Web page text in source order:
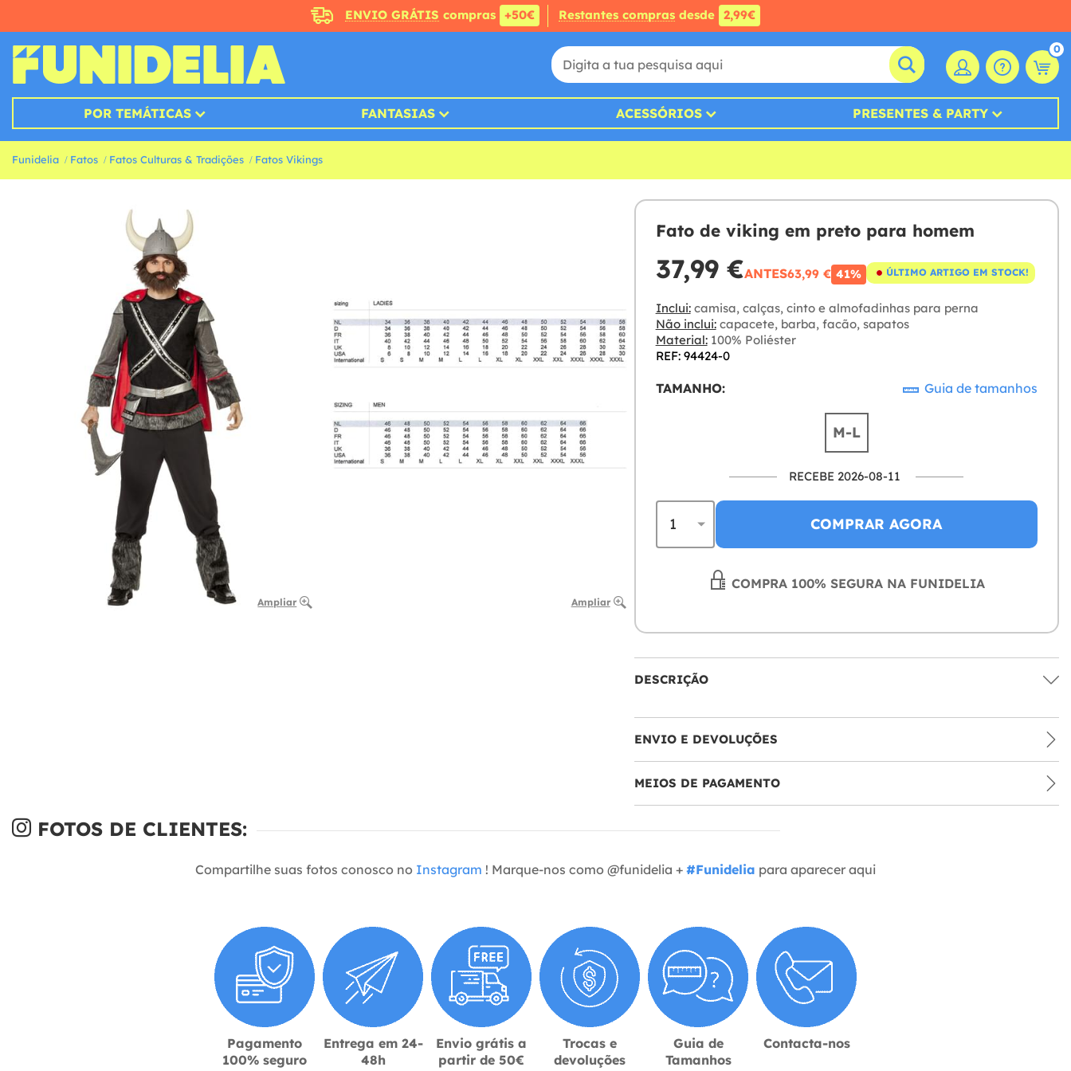
ENVIO GRÁTIS compras +50€ Restantes compras desde 2,99€
0
POR TEMÁTICAS FANTASIAS ACESSÓRIOS PRESENTES & PARTY
Funidelia Fatos Fatos Culturas & Tradições Fatos Vikings
Ampliar Ampliar
Fato de viking em preto para homem
37,99 €ANTES63,99 € 41% ÚLTIMO ARTIGO EM STOCK!
Inclui:camisa, calças, cinto e almofadinhas para perna
Não inclui:capacete, barba, facão, sapatos
Material:100% Poliéster
REF: 94424-0
TAMANHO: Guia de tamanhos
M-L
RECEBE 2026-08-11
COMPRAR AGORA
COMPRA 100% SEGURA NA FUNIDELIA
DESCRIÇÃO
ENVIO E DEVOLUÇÕES
MEIOS DE PAGAMENTO
FOTOS DE CLIENTES:
Compartilhe suas fotos conosco no Instagram ! Marque-nos como @funidelia + #Funidelia para aparecer aqui
Pagamento
100% seguro
Entrega em 24-
48h
Envio grátis a
partir de 50€
Trocas e
devoluções
Guia de
Tamanhos
Contacta-nos